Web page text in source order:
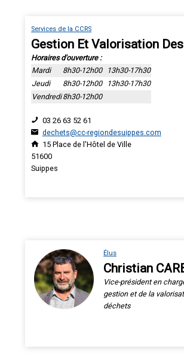
Services de la CCRS
Horaires d'ouverture :
Mardi
8h30-12h00
13h30-17h30
Jeudi
8h30-12h00
13h30-17h30
Vendredi8h30-12h00
03 26 63 52 61
dechets@cc-regiondesuippes.com
15 Place de l'Hôtel de Ville
51600
Suippes
Élus
Christian
Vice-président en
gestion et de la
déchets